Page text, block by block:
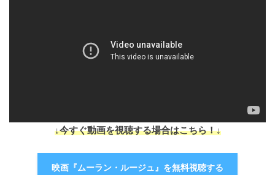
↓今すぐ動画を視聴する場合はこちら！↓
映画『ムーラン・ルージュ』を無料視聴する